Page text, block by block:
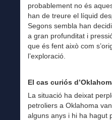
probablement no és
han de treure el líquid
Segons sembla han
a gran profunditat i
que és fent això com
l’exploració.
El cas curiós
La situació ha deixat
petroliers a Oklahoma
alguns anys i hi ha hagut